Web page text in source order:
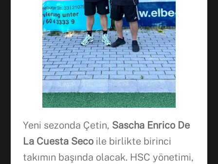
Yeni sezonda Çetin, Sascha Enrico De
La Cuesta Secoile birlikte birinci
takımın başında olacak. HSC yönetimi,